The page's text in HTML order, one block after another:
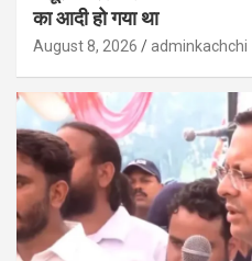
का आदी हो गया था
August 8, 2026 adminkachchi